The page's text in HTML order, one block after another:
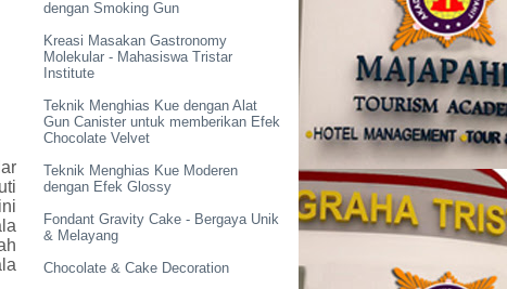
dengan Smoking Gun
Kreasi Masakan Gastronomy
Molekular - Mahasiswa Tristar
Institute
Teknik Menghias Kue dengan Alat
Gun Canister untuk memberikan Efek
Chocolate Velvet
Teknik Menghias Kue Moderen
dengan Efek Glossy
Fondant Gravity Cake - Bergaya Unik
& Melayang
Chocolate & Cake Decoration